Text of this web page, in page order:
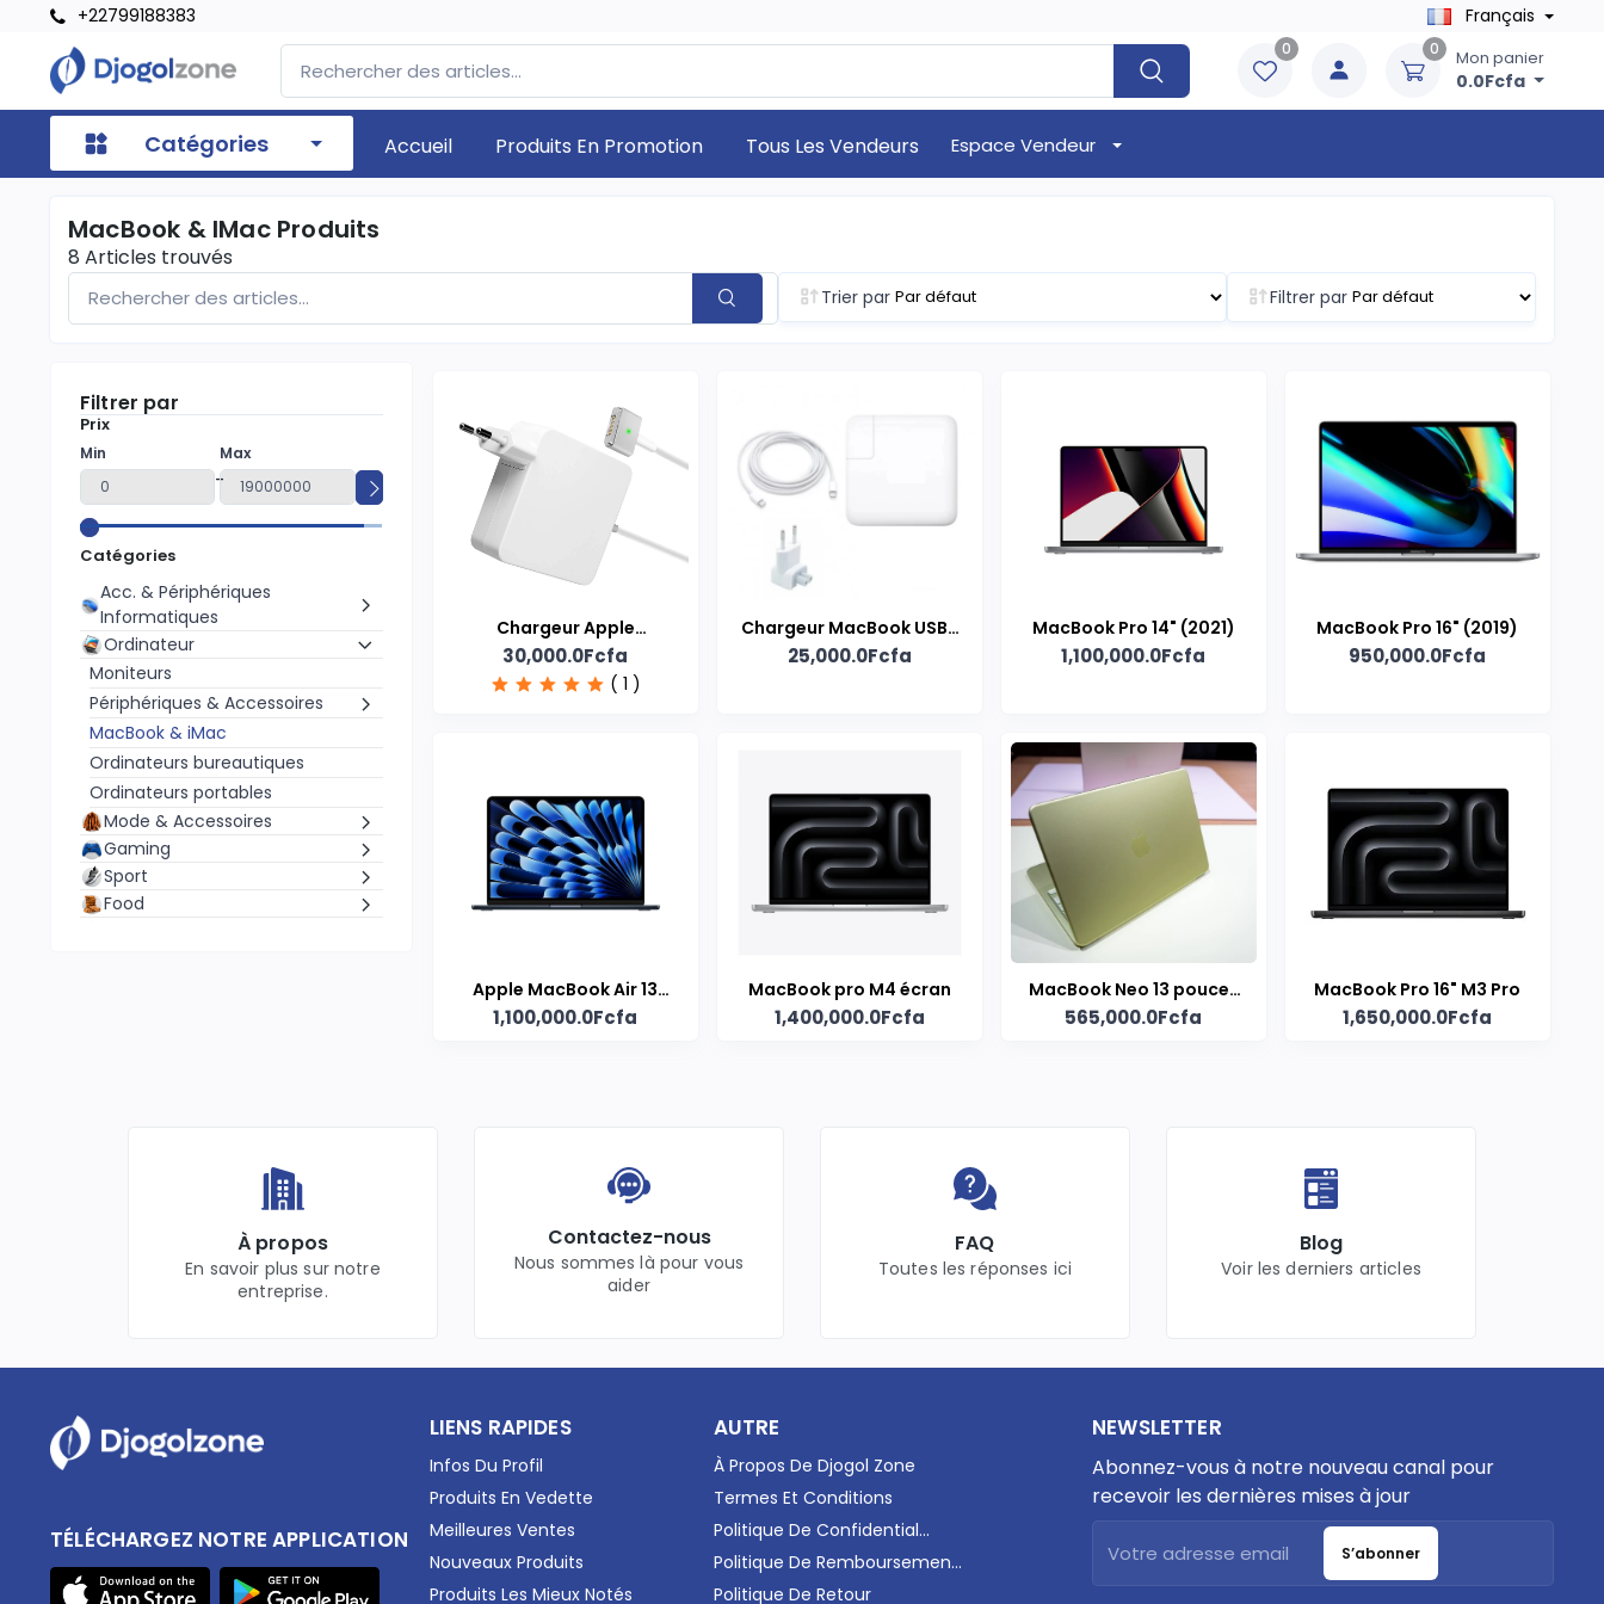
+22799188383 Français
0 0 Mon panier
0.0Fcfa
Catégories Accueil Produits En Promotion Tous Les Vendeurs Espace Vendeur
MacBook & IMac Produits
8 Articles trouvés
Trier par Filtrer par
Filtrer par
Prix
Min
-
Max
Catégories
Acc. & Périphériques
Informatiques
Ordinateur
Moniteurs
Périphériques & Accessoires
MacBook & iMac
Ordinateurs bureautiques
Ordinateurs portables
Mode & Accessoires
Gaming
Sport
Food
Téléphones & Smartphones
Internet & Réseaux
Energie & Electricité
Chargeur Apple
MacBook
30,000.0Fcfa
( 1 )
Chargeur MacBook USB-
C 61W
25,000.0Fcfa
MacBook Pro 14" (2021)
1,100,000.0Fcfa
MacBook Pro 16" (2019)
950,000.0Fcfa
Apple MacBook Air 13
Pouces avec Puce M3 –
1,100,000.0Fcfa
MacBook pro M4 écran
1,400,000.0Fcfa
MacBook Neo 13 pouces
(2026)
565,000.0Fcfa
MacBook Pro 16" M3 Pro
1,650,000.0Fcfa
À propos
En savoir plus sur notre
entreprise.
Contactez-nous
Nous sommes là pour vous
aider
FAQ
Toutes les réponses ici
Blog
Voir les derniers articles
TÉLÉCHARGEZ NOTRE APPLICATION
LIENS RAPIDES
Infos Du Profil
Produits En Vedette
Meilleures Ventes
Nouveaux Produits
Produits Les Mieux Notés
AUTRE
À Propos De Djogol Zone
Termes Et Conditions
Politique De Confidential...
Politique De Remboursemen...
Politique De Retour
NEWSLETTER
Abonnez-vous à notre nouveau canal pour
recevoir les dernières mises à jour
S’abonner